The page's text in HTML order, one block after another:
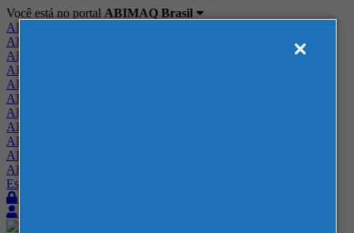
Você está no portal ABIMAQ Brasil
ABIMAQ Brasil
ABIMAQ Minas Gerais
ABIMAQ Norte-Nordeste
ABIMAQ Paraná
ABIMAQ Piracicaba
ABIMAQ Ribeirão Preto
ABIMAQ Rio de Janeiro
ABIMAQ Rio Grande do Sul
ABIMAQ Santa Catarina
ABIMAQ São Paulo
ABIMAQ Vale do Paraíba
Escritório de Relações Governamentais